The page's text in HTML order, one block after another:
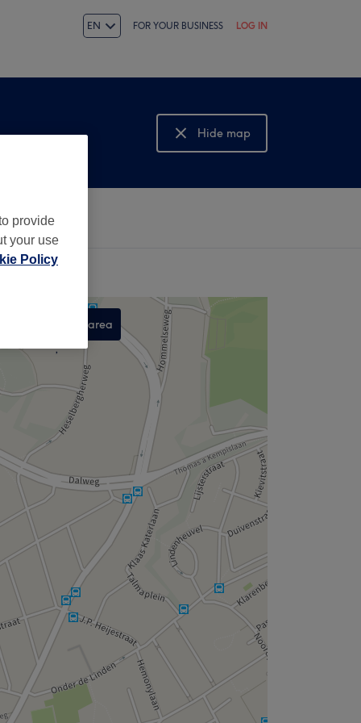
EN FOR YOUR BUSINESS LOG IN
Hide map
Show map
Search this area
,
provide
your use
Policy